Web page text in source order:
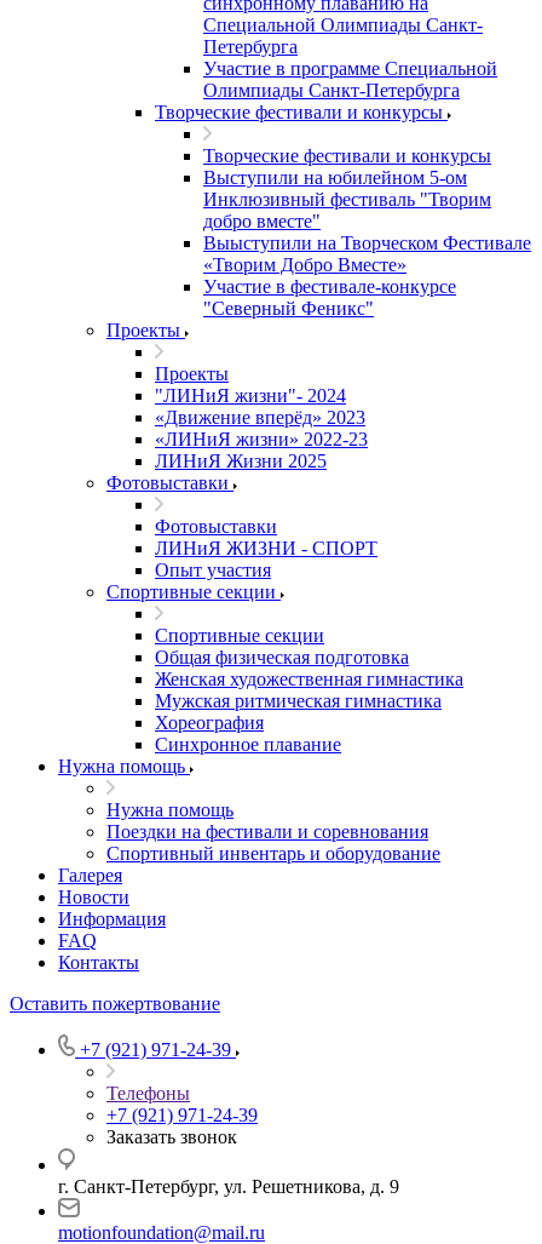
Специальной Олимпиады Санкт-
Петербурга
Участие в программе Специальной
Олимпиады Санкт-Петербурга
Творческие фестивали и конкурсы
Творческие фестивали и конкурсы
Выступили на юбилейном 5-ом
Инклюзивный фестиваль "Творим
добро вместе"
Выыступили на Творческом Фестивале
«Творим Добро Вместе»
Участие в фестивале-конкурсе
"Северный Феникс"
Проекты
Проекты
"ЛИНиЯ жизни"- 2024
«Движение вперёд» 2023
«ЛИНиЯ жизни» 2022-23
ЛИНиЯ Жизни 2025
Фотовыставки
Фотовыставки
ЛИНиЯ ЖИЗНИ - СПОРТ
Опыт участия
Спортивные секции
Спортивные секции
Общая физическая подготовка
Женская художественная гимнастика
Мужская ритмическая гимнастика
Хореография
Синхронное плавание
Нужна помощь
Нужна помощь
Поездки на фестивали и соревнования
Спортивный инвентарь и оборудование
Галерея
Новости
Информация
FAQ
Контакты
Оставить пожертвование
+7 (921) 971-24-39
Телефоны
+7 (921) 971-24-39
Заказать звонок
г. Санкт-Петербург, ул. Решетникова, д. 9
motionfoundation@mail.ru